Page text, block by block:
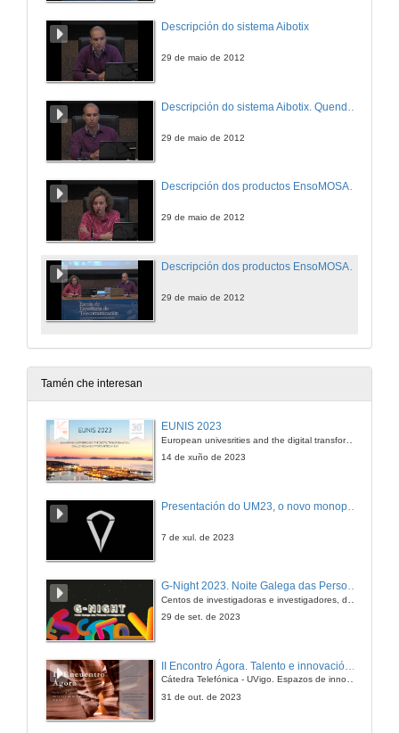
Descripción do sistema Aibotix
29 de maio de 2012
29 de maio de 2012
Descripción dos productos EnsoMOSAIC para UAVs de MosaicMill Ltd
29 de maio de 2012
29 de maio de 2012
Tamén che interesan
EUNIS 2023
European univesrities and the digital transformation: challenges and opportunities ahead
14 de xuño de 2023
7 de xul. de 2023
G-Night 2023. Noite Galega das Persoas Investigadoras. Conciencias creativas
29 de set. de 2023
Cátedra Telefónica - UVigo. Espazos de innovación
31 de out. de 2023